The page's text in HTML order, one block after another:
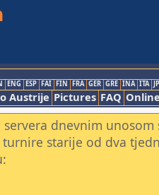
ENG ESP FAI FIN FRA GER GRE INA ITA
Austrije Pictures FAQ
dnevnim
starije od dva